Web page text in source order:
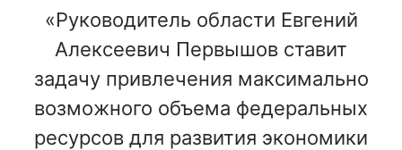
«Руководитель области Евгений
Алексеевич Первышов ставит
задачу привлечения максимально
возможного объема федеральных
ресурсов для развития экономики